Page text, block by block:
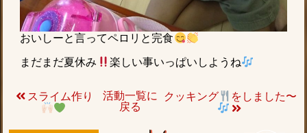
おいしーと言ってペロリと完食
まだまだ夏休み 楽しい事いっぱいしようね
スライム作り
活動一覧に
戻る
クッキング をしました〜